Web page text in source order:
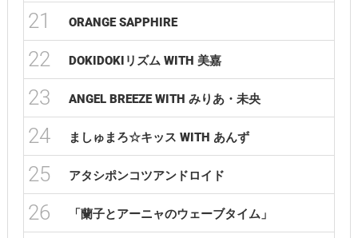
21 ORANGE SAPPHIRE
22 DOKIDOKIリズム WITH 美嘉
23 ANGEL BREEZE WITH みりあ・未央
24 ましゅまろ☆キッス WITH あんず
25 アタシポンコツアンドロイド
26 「蘭子とアーニャのウェーブタイム」